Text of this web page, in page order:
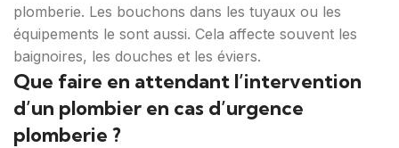
plomberie. Les bouchons dans les tuyaux ou les
équipements le sont aussi. Cela affecte souvent les
baignoires, les douches et les éviers.
Que faire en attendant l’intervention
d’un plombier en cas d’urgence
plomberie ?